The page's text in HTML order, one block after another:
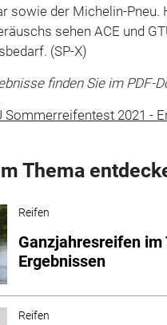
sowie der Michelin-Pneu.
sehen ACE und
(SP-X)
finden Sie im PDF-
Sommerreifentest 2021 -
Thema
Reifen
Ganzjahresreifen
Ergebnissen
Reifen